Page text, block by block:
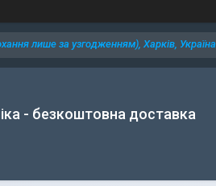
лише за узгодженням), Харків, Україна
- безкоштовна доставка